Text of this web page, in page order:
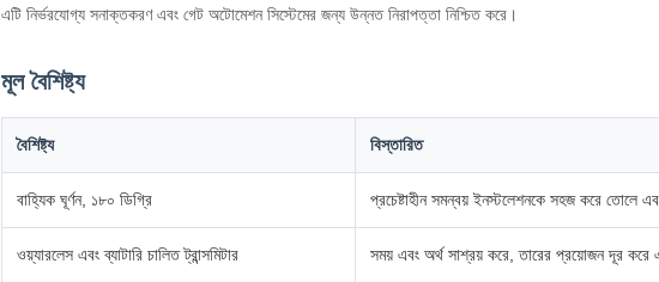
এটি নির্ভরযোগ্য সনাক্তকরণ এবং গেট অটোমেশন সিস্টেমের জন্য উন্নত নিরাপত্তা নিশ্চিত করে।
মূল বৈশিষ্ট্য
বৈশিষ্ট্য বিস্তারিত
বাহ্যিক ঘূর্ণন, ১৮০ ডিগ্রি প্রচেষ্টাহীন সমন্বয় ইনস্টলেশনকে সহজ করে তোলে
ওয়্যারলেস এবং ব্যাটারি চালিত ট্রান্সমিটার সময় এবং অর্থ সাশ্রয় করে, তারের প্রয়োজন দূর করে